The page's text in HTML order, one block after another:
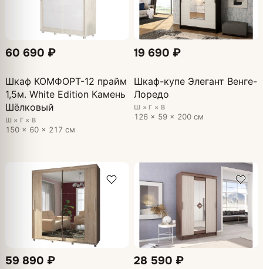
60 690 ₽
Шкаф КОМФОРТ-12 прайм
1,5м. White Edition Камень
Шёлковый
Ш × Г × В
150 × 60 × 217 см
19 690 ₽
Шкаф-купе Элегант Венге-
Лоредо
Ш × Г × В
126 × 59 × 200 см
59 890 ₽ 28 590 ₽